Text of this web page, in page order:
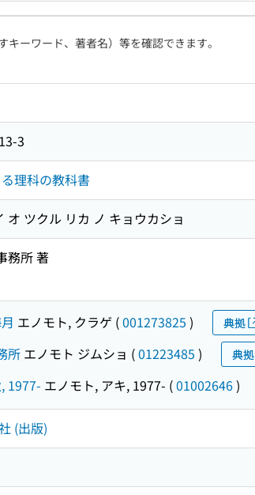
ーワード、著者名）等を確認できます。
3
理科の教科書
オ ツクル リカ ノ キョウカショ
務所 著
エノモト, クラゲ (001273825 ) 典拠
所 エノモト ジムショ (01223485 ) 典拠
1977- エノモト, アキ, 1977- (01002646)
(出版)